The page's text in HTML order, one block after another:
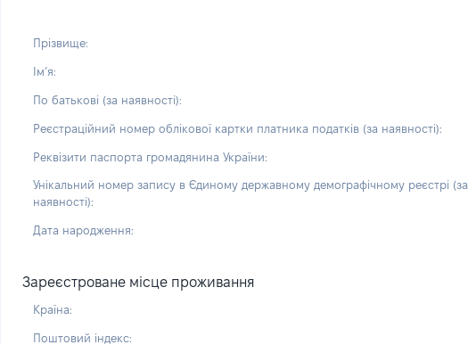
Прізвище:
Імʼя:
По батькові (за наявності):
Реєстраційний номер облікової картки платника податків (за наявності):
Реквізити паспорта громадянина України:
Унікальний номер запису в Єдиному державному демографічному реєстрі (за
наявності):
Дата народження:
Зареєстроване місце проживання
Країна:
Поштовий індекс: